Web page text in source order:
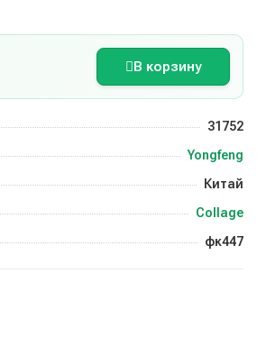
В корзину
31752
Yongfeng
Китай
Collage
фк447